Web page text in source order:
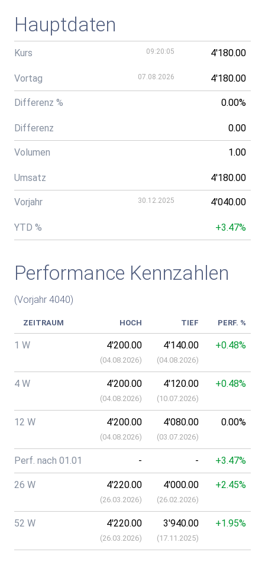
Hauptdaten
Kurs 09:20:05 4'180.00
Vortag 07.08.2026 4'180.00
Differenz % 0.00%
Differenz 0.00
Volumen 1.00
Umsatz 4'180.00
Vorjahr 30.12.2025 4'040.00
YTD % +3.47%
Performance Kennzahlen
(Vorjahr 4040)
ZEITRAUM HOCH TIEF PERF. %
1 W 4'200.00
(04.08.2026)
4'140.00
(04.08.2026)
+0.48%
4 W 4'200.00
(04.08.2026)
4'120.00
(10.07.2026)
+0.48%
12 W 4'200.00
(04.08.2026)
4'080.00
(03.07.2026)
0.00%
Perf. nach 01.01 - - +3.47%
26 W 4'220.00
(26.03.2026)
4'000.00
(26.02.2026)
+2.45%
52 W 4'220.00
(26.03.2026)
3'940.00
(17.11.2025)
+1.95%